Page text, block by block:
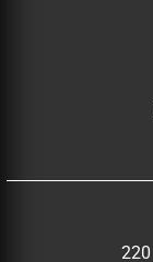
220